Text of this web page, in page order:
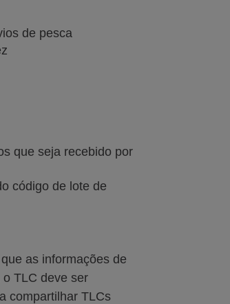
de pesca
que seja recebido por
código de lote de
as informações de
TLC deve ser
compartilhar TLCs